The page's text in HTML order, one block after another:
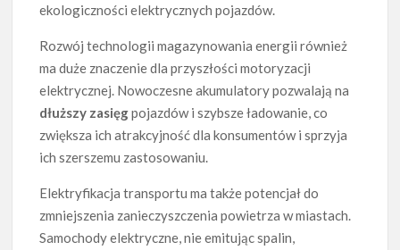
ekologiczności elektrycznych pojazdów.
Rozwój technologii magazynowania energii również
ma duże znaczenie dla przyszłości motoryzacji
elektrycznej. Nowoczesne akumulatory pozwalają na
dłuższy zasięgpojazdów i szybsze ładowanie, co
zwiększa ich atrakcyjność dla konsumentów i sprzyja
ich szerszemu zastosowaniu.
Elektryfikacja transportu ma także potencjał do
zmniejszenia zanieczyszczenia powietrza w miastach.
Samochody elektryczne, nie emitując spalin,